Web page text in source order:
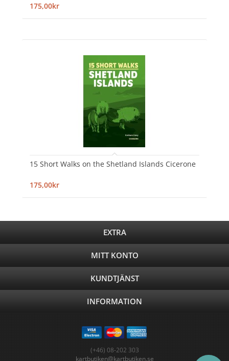
175,00kr
15 Short Walks on the Shetland Islands Cicerone
175,00kr
EXTRA
MITT KONTO
KUNDTJÄNST
INFORMATION
(+46) 08-202 303
kartbutiken@kartbutiken.se